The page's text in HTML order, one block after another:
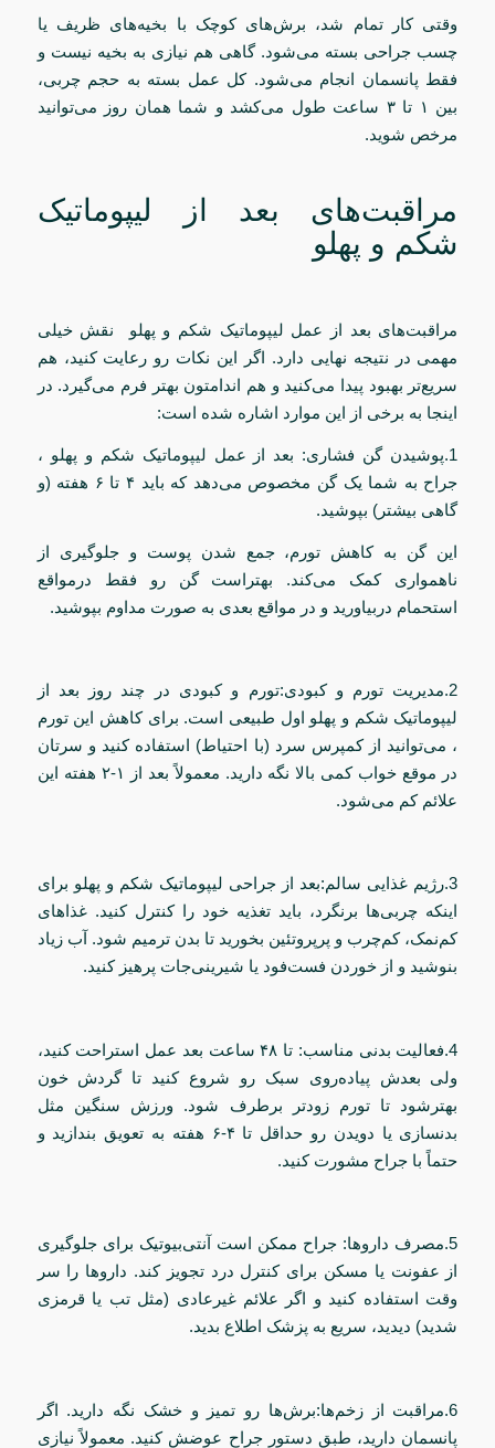
وقتی کار تمام شد، برش‌های کوچک با بخیه‌های ظریف یا
چسب جراحی بسته می‌شود. گاهی هم نیازی به بخیه نیست و
فقط پانسمان انجام می‌شود. کل عمل بسته به حجم چربی،
بین ۱ تا ۳ ساعت طول می‌کشد و شما همان روز می‌توانید
مرخص شوید.
مراقبت‌های بعد از لیپوماتیک
شکم و پهلو
مراقبت‌های بعد از عمل لیپوماتیک شکم و پهلو نقش خیلی
مهمی در نتیجه نهایی دارد. اگر این نکات رو رعایت کنید، هم
سریع‌تر بهبود پیدا می‌کنید و هم اندامتون بهتر فرم می‌گیرد. در
اینجا به برخی از این موارد اشاره شده است:
1.پوشیدن گن فشاری: بعد از عمل لیپوماتیک شکم و پهلو ،
جراح به شما یک گن مخصوص می‌دهد که باید ۴ تا ۶ هفته (و
گاهی بیشتر) بپوشید.
این گن به کاهش تورم، جمع شدن پوست و جلوگیری از
ناهمواری کمک می‌کند. بهتراست گن رو فقط درمواقع
استحمام دربیاورید و در مواقع بعدی به صورت مداوم بپوشید.
2.مدیریت تورم و کبودی:تورم و کبودی در چند روز بعد از
لیپوماتیک شکم و پهلو اول طبیعی است. برای کاهش این تورم
، می‌توانید از کمپرس سرد (با احتیاط) استفاده کنید و سرتان
در موقع خواب کمی بالا نگه دارید. معمولاً بعد از ۱-۲ هفته این
علائم کم می‌شود.
3.رژیم غذایی سالم:بعد از جراحی لیپوماتیک شکم و پهلو برای
اینکه چربی‌ها برنگرد، باید تغذیه‌ خود را کنترل کنید. غذاهای
کم‌نمک، کم‌چرب و پرپروتئین بخورید تا بدن ترمیم شود. آب زیاد
بنوشید و از خوردن فست‌فود یا شیرینی‌جات پرهیز کنید.
4.فعالیت بدنی مناسب: تا ۴۸ ساعت بعد عمل استراحت کنید،
ولی بعدش پیاده‌روی سبک رو شروع کنید تا گردش خون
بهترشود تا تورم زودتر برطرف شود. ورزش سنگین مثل
بدنسازی یا دویدن رو حداقل تا ۴-۶ هفته به تعویق بندازید و
حتماً با جراح مشورت کنید.
5.مصرف داروها: جراح ممکن است آنتی‌بیوتیک برای جلوگیری
از عفونت یا مسکن برای کنترل درد تجویز کند. داروها را سر
وقت استفاده کنید و اگر علائم غیرعادی (مثل تب یا قرمزی
شدید) دیدید، سریع به پزشک اطلاع بدید.
6.مراقبت از زخم‌ها:برش‌ها رو تمیز و خشک نگه دارید. اگر
پانسمان دارید، طبق دستور جراح عوضش کنید. معمولاً نیازی